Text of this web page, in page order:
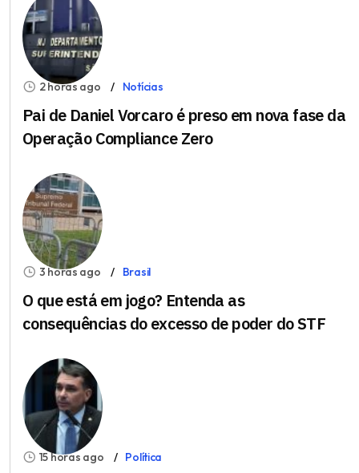
2 horas ago Notícias
Pai de Daniel Vorcaro é preso em nova fase da
Operação Compliance Zero
3 horas ago Brasil
O que está em jogo? Entenda as
consequências do excesso de poder do STF
15 horas ago Política